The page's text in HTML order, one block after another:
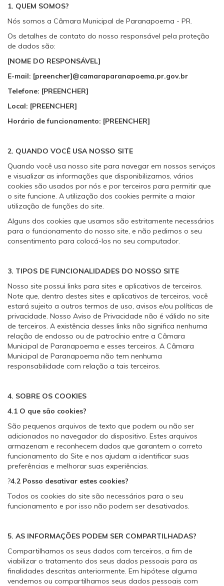
1. QUEM SOMOS?
Nós somos a Câmara Municipal de Paranapoema - PR.
Os detalhes de contato do nosso responsável pela proteção
de dados são:
[NOME DO RESPONSÁVEL]
E-mail: [preencher]@camaraparanapoema.pr.gov.br
Telefone: [PREENCHER]
Local: [PREENCHER]
Horário de funcionamento: [PREENCHER]
2. QUANDO VOCÊ USA NOSSO SITE
Quando você usa nosso site para navegar em nossos serviços
e visualizar as informações que disponibilizamos, vários
cookies são usados por nós e por terceiros para permitir que
o site funcione. A utilização dos cookies permite a maior
utilização de funções do site.
Alguns dos cookies que usamos são estritamente necessários
para o funcionamento do nosso site, e não pedimos o seu
consentimento para colocá-los no seu computador.
3. TIPOS DE FUNCIONALIDADES DO NOSSO SITE
Nosso site possui links para sites e aplicativos de terceiros.
Note que, dentro destes sites e aplicativos de terceiros, você
estará sujeito a outros termos de uso, avisos e/ou políticas de
privacidade. Nosso Aviso de Privacidade não é válido no site
de terceiros. A existência desses links não significa nenhuma
relação de endosso ou de patrocínio entre a Câmara
Municipal de Paranapoema e esses terceiros. A Câmara
Municipal de Paranapoema não tem nenhuma
responsabilidade com relação a tais terceiros.
4. SOBRE OS COOKIES
4.1 O que são cookies?
São pequenos arquivos de texto que podem ou não ser
adicionados no navegador do dispositivo. Estes arquivos
armazenam e reconhecem dados que garantem o correto
funcionamento do Site e nos ajudam a identificar suas
preferências e melhorar suas experiências.
?4.2 Posso desativar estes cookies?
Todos os cookies do site são necessários para o seu
funcionamento e por isso não podem ser desativados.
5. AS INFORMAÇÕES PODEM SER COMPARTILHADAS?
Compartilhamos os seus dados com terceiros, a fim de
viabilizar o tratamento dos seus dados pessoais para as
finalidades descritas anteriormente. Em hipótese alguma
vendemos ou compartilhamos seus dados pessoais com